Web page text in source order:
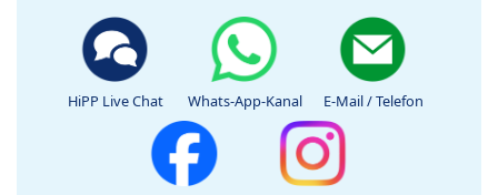
HiPP Live Chat Whats-App-Kanal E-Mail / Telefon